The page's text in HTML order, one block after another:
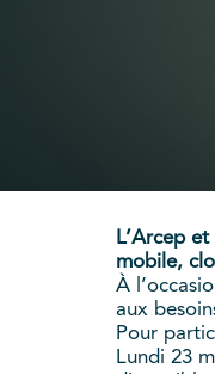
L’Arcep
mobile,
À
aux
Pour
Lundi 23